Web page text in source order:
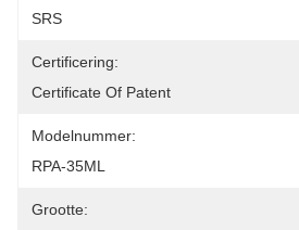
SRS
Certificering:
Certificate Of Patent
Modelnummer:
RPA-35ML
Grootte: